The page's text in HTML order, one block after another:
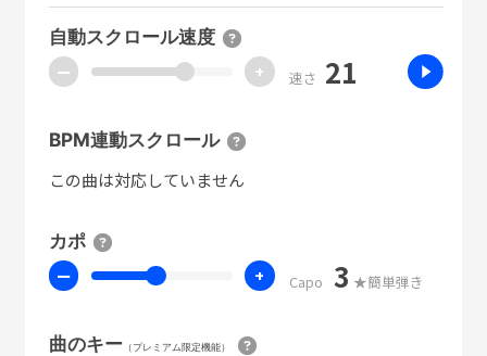
自動スクロール速度
ー + 速さ 21
BPM連動スクロール
この曲は対応していません
カポ
ー + Capo 3 ★簡単弾き
曲のキー（プレミアム限定機能）